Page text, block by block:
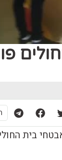
תקיפת מאבטחי בית